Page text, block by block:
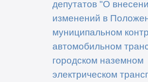
депутатов "О
изменений в
муниципальном
автомобильном
городском наземном
электрическом